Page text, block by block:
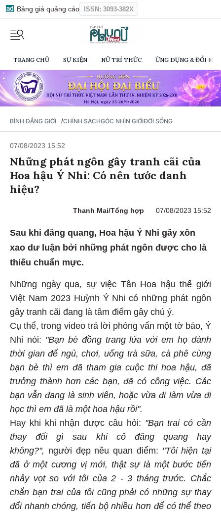
Bảng giá quảng cáo ISSN: 3093-382X
TRANG CHỦ SỰ KIỆN NỮ TRÍ THỨC ỨNG DỤNG & ĐỔI
BÌNH ĐẲNG GIỚI /CHÍNH SÁCHGÓC NHÌN GIỚIĐỜI SỐNG
07/08/2023 15:52
Những phát ngôn gây tranh cãi của
Hoa hậu Ý Nhi: Có nên tước danh
hiệu?
Thanh Mai/Tổng hợp 07/08/2023 15:52
Sau khi đăng quang, Hoa hậu Ý Nhi gây xôn
xao dư luận bởi những phát ngôn được cho là
thiếu chuẩn mực.
Những ngày qua, sự việc Tân Hoa hậu thế giới
Việt Nam 2023 Huỳnh Ý Nhi có những phát ngôn
gây tranh cãi đang là tâm điểm gây chú ý.
Cụ thể, trong video trả lời phỏng vấn một tờ báo, Ý
Nhi nói: "Bạn bè đồng trang lứa với em họ dành
thời gian để ngủ, chơi, uống trà sữa, cà phê cùng
bạn bè thì em đã tham gia cuộc thi hoa hậu, đã
trưởng thành hơn các bạn, đã có công việc. Các
bạn vẫn đang là sinh viên, hoặc vừa đi làm vừa đi
học thì em đã là một hoa hậu rồi".
Hay khi khi nhận được câu hỏi: "Bạn trai có cần
thay đổi gì sau khi cô đăng quang hay
không?", người đẹp nêu quan điểm: "Tôi hiện tại
đã ở một cương vị mới, thật sự là một bước tiến
nhảy vọt so với tôi của 2 - 3 tháng trước. Chắc
chắn bạn trai của tôi cũng phải có những sự thay
đổi nhanh chóng, tiến bộ nhiều hơn để có thể theo